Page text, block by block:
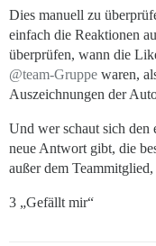
Dies manuell zu
einfach die Reaktionen
überprüfen, wann die
@team-Gruppe waren,
Auszeichnungen der
Und wer schaut sich den
neue Antwort gibt, die
außer dem Teammitglied,
3 „Gefällt mir“